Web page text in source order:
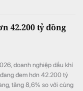
42.200 tỷ đồng
doanh nghiệp dầu khí
đem hơn 42.200 tỷ
tăng 8,6% so với cùng